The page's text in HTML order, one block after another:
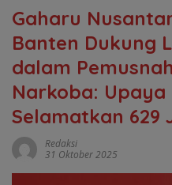
Gaharu
Banten Dukung
dalam
Narkoba:
Selamatkan 629
Redaksi
31 Oktober 2025